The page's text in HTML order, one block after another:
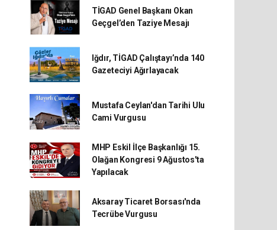
TİGAD Genel Başkanı Okan
Geçgel’den Taziye Mesajı
Iğdır, TİGAD Çalıştayı’nda 140
Gazeteciyi Ağırlayacak
Mustafa Ceylan'dan Tarihi Ulu
Cami Vurgusu
MHP Eskil İlçe Başkanlığı 15.
Olağan Kongresi 9 Ağustos'ta
Yapılacak
Aksaray Ticaret Borsası'nda
Tecrübe Vurgusu